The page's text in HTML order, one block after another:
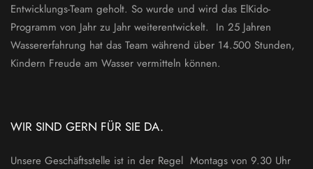
Entwicklungs-Team geholt. So wurde und wird das ElKido-
Programm von Jahr zu Jahr weiterentwickelt. In 25 Jahren
Wassererfahrung hat das Team während über 14.500 Stunden,
Kindern Freude am Wasser vermitteln können.
WIR SIND GERN FÜR SIE DA.
Unsere Geschäftsstelle ist in der Regel Montags von 9.30 Uhr